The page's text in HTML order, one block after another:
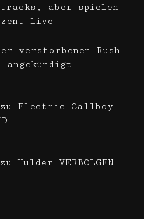
aber spielen
live
verstorbenen Rush-
angekündigt
Electric Callboy
Hulder VERBOLGEN